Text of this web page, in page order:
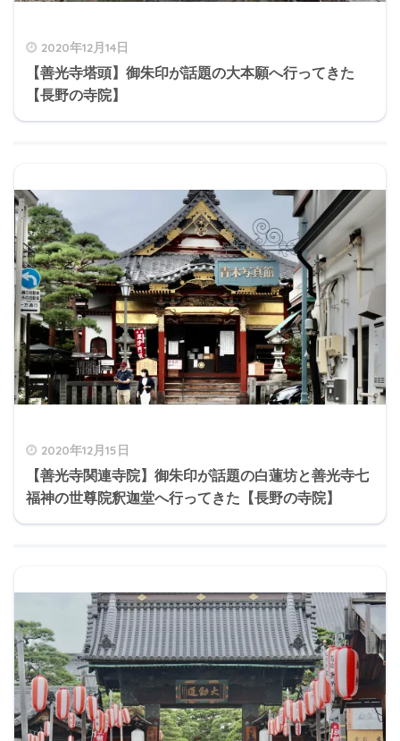
2020年12月14日
【善光寺塔頭】御朱印が話題の大本願へ行ってきた
【長野の寺院】
2020年12月15日
【善光寺関連寺院】御朱印が話題の白蓮坊と善光寺七
福神の世尊院釈迦堂へ行ってきた【長野の寺院】